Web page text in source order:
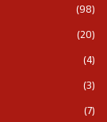
(98)
(20)
(4)
(3)
(7)